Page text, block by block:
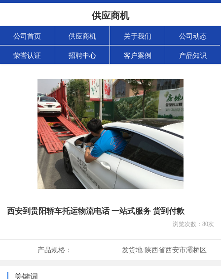
供应商机
公司首页 供应商机 关于我们 公司动态
荣誉认证 招聘中心 客户案例 产品知识
西安到贵阳轿车托运物流电话 一站式服务 货到付款
浏览次数： 80次
产品规格： 发货地:陕西省西安市灞桥区
关键词